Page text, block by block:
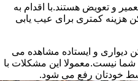
و تعویض هستند.با اقدام به
هزینه کمتری برای عیب یابی
دیواری و ایستاده مشاهده می
نیست.معمولا این مشکلات با
خودتان رفع می شود.